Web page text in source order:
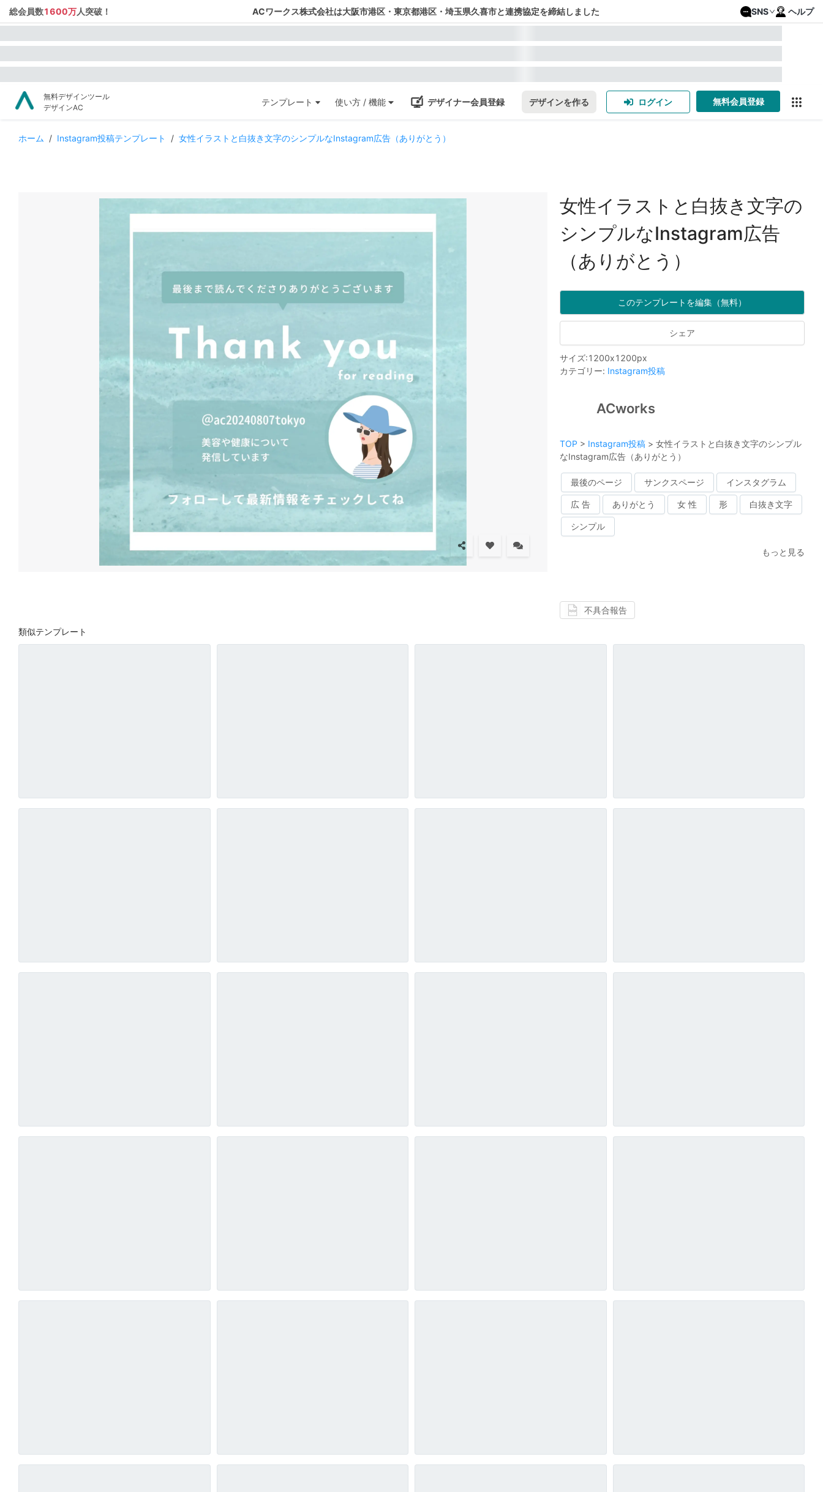
総会員数1600万人突破！ ACワークス株式会社は大阪市港区・東京都港区・埼玉県久喜市と連携協定を締結しました SNS ヘルプ
無料デザインツール
デザインAC
テンプレート 使い方 / 機能 デザイナー会員登録 デザインを作る ログイン 無料会員登録
ホーム / Instagram投稿テンプレート / 女性イラストと白抜き文字のシンプルなInstagram広告（ありがとう）
女性イラストと白抜き文字の
シンプルなInstagram広告
（ありがとう）
このテンプレートを編集（無料）
シェア
サイズ:1200x1200px
カテゴリー: Instagram投稿
ACworks
TOP > Instagram投稿 > 女性イラストと白抜き文字のシンプル
なInstagram広告（ありがとう）
最後のページ サンクスページ インスタグラム
広 告 ありがとう 女 性 形 白抜き文字
シンプル
もっと見る
不具合報告
類似テンプレート